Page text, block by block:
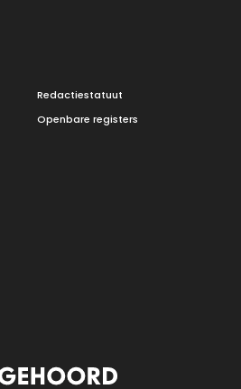
Redactiestatuut
Openbare registers